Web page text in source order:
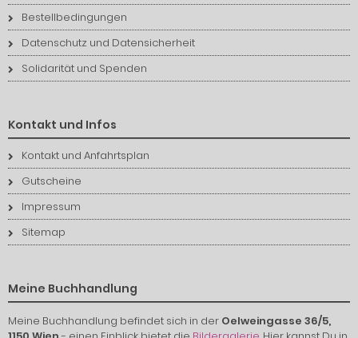
Bestellbedingungen
Datenschutz und Datensicherheit
Solidarität und Spenden
Kontakt und Infos
Kontakt und Anfahrtsplan
Gutscheine
Impressum
Sitemap
Meine Buchhandlung
Meine Buchhandlung befindet sich in der Oelweingasse 36/5,